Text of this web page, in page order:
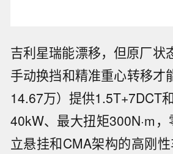
吉利星瑞能漂移，但原厂
手动换挡和精准重心转移
14.67万）提供1.5T+7DCT
40kW、最大扭矩300N·m
立悬挂和CMA架构的高刚